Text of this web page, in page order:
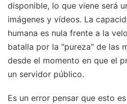
disponible, lo que viene será
imágenes y vídeos. La
humana es nula frente a la
batalla por la "pureza" de las
desde el momento en que el
un servidor público.
Es un error pensar que esto